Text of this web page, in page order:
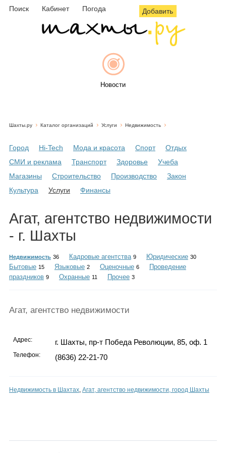
Поиск Кабинет Погода Добавить
Новости
Объявления
Инфо
Шахты.ру Каталог организаций Услуги Недвижимость
Город Hi-Tech Мода и красота Спорт
Отдых
СМИ и реклама
Транспорт Здоровье
Учеба
Магазины
Строительство Производство
Закон
Культура
Услуги Финансы
Агат, агентство недвижимости
- г. Шахты
Недвижимость 36 Кадровые агентства 9 Юридические 30
Бытовые 15 Языковые 2 Оценочные 6
Проведение
праздников 9 Охранные 11 Прочее 3
Агат, агентство недвижимости
Адрес: г. Шахты, пр-т Победа Революции, 85, оф. 1
Телефон: (8636) 22-21-70
Недвижимость в Шахтах, Агат, агентство недвижимости, город Шахты